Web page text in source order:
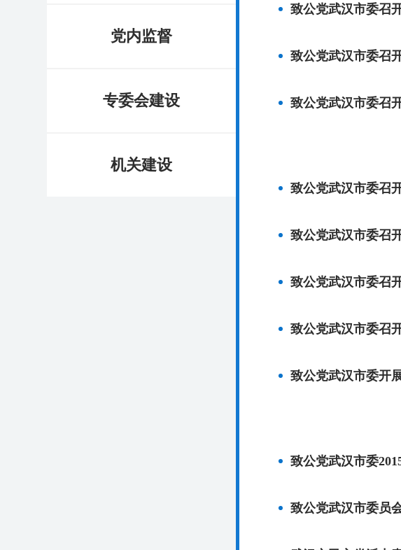
党内监督
专委会建设
机关建设
致公党武汉市委召
致公党武汉市委召
致公党武汉市委召
致公党武汉市委召
致公党武汉市委召
致公党武汉市委召
致公党武汉市委召
致公党武汉市委开
致公党武汉市委
致公党武汉市委员